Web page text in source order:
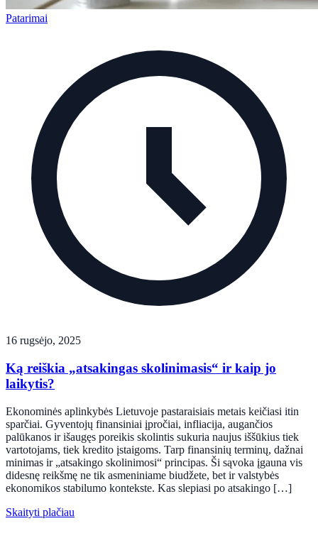
Patarimai
16 rugsėjo, 2025
Ką reiškia „atsakingas skolinimasis“ ir kaip jo
laikytis?
Ekonominės aplinkybės Lietuvoje pastaraisiais metais keičiasi itin
sparčiai. Gyventojų finansiniai įpročiai, infliacija, augančios
palūkanos ir išaugęs poreikis skolintis sukuria naujus iššūkius tiek
vartotojams, tiek kredito įstaigoms. Tarp finansinių terminų, dažnai
minimas ir „atsakingo skolinimosi“ principas. Ši sąvoka įgauna vis
didesnę reikšmę ne tik asmeniniame biudžete, bet ir valstybės
ekonomikos stabilumo kontekste. Kas slepiasi po atsakingo […]
Skaityti plačiau